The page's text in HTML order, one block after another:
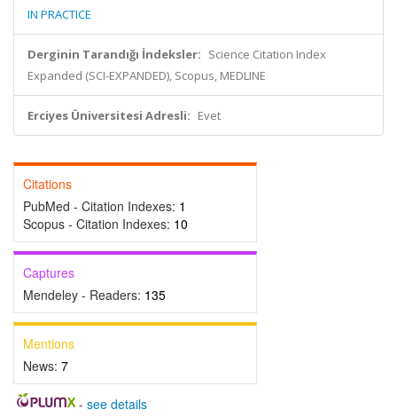
IN PRACTICE
Derginin Tarandığı İndeksler: Science Citation Index
Expanded (SCI-EXPANDED), Scopus, MEDLINE
Erciyes Üniversitesi Adresli: Evet
Citations
PubMed - Citation Indexes: 1
Scopus - Citation Indexes: 10
Captures
Mendeley - Readers: 135
Mentions
News: 7
- see details